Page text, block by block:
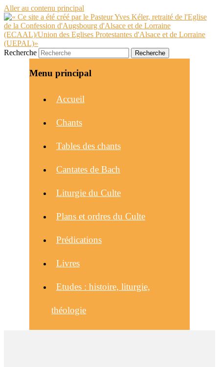
Aller au contenu principal
Recherche
Menu principal
Accueil
Chants
Tables des chants
Cantates de Bach
Liturgie du Culte
Plans et ordres du Culte
Prédications
Livres
Etudes : histoire, liturgie,
théologie